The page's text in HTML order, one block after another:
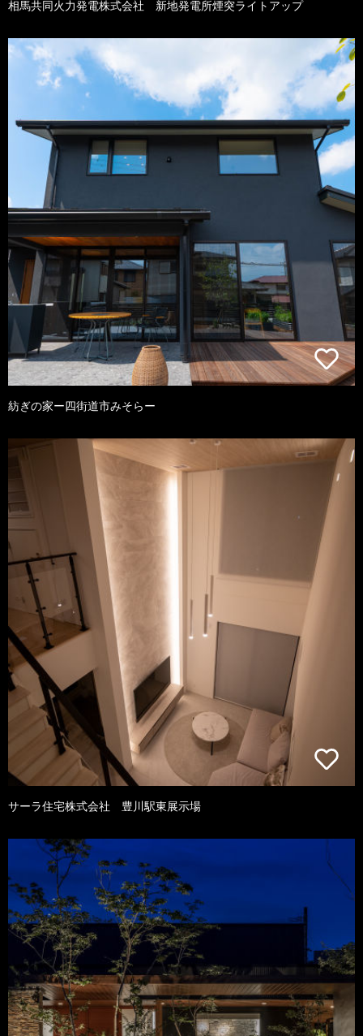
相馬共同火力発電株式会社 新地発電所煙突ライトアップ
紡ぎの家ー四街道市みそらー
サーラ住宅株式会社 豊川駅東展示場